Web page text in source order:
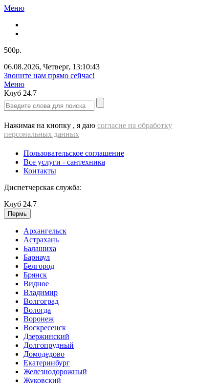
Меню
500р.
06.08.2026, Четверг, 13:10:43
Звоните нам прямо сейчас!
Меню
Клуб 24.7
Нажимая на кнопку , я даю согласие на обработку
персональных данных
Пользовательское соглашение
Все услуги - cантехника
Контакты
Диспетчерская служба:
Клуб 24.7
Пермь
Архангельск
Астрахань
Балашиха
Барнаул
Белгород
Брянск
Видное
Владимир
Волгоград
Вологда
Воронеж
Воскресенск
Дзержинский
Долгопрудный
Домодедово
Екатеринбург
Железнодорожный
Жуковский